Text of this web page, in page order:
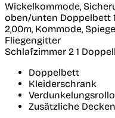
Wickelkommode,
oben/unten Doppelbett
2,00m, Kommode,
Fliegengitter
Schlafzimmer 2 1
Doppelbett
Kleiderschrank
Zusätzliche Decken